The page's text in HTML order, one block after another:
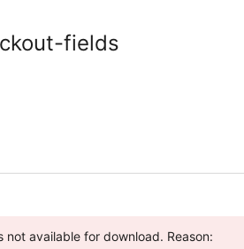
fields
available for download. Reason: